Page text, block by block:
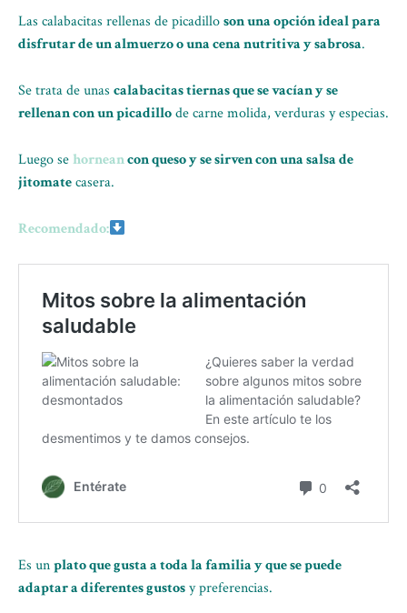
Las calabacitas rellenas de picadilloson una opción ideal para
disfrutar de un almuerzo o una cena nutritiva y sabrosa.
Se trata de unas calabacitas tiernas que se vacían y se
rellenan con un picadillode carne molida, verduras y especias.
Luego sehorneancon queso y se sirven con una salsa de
jitomatecasera.
Recomendado:
Es unplato que gusta a toda la familia y que se puede
adaptar a diferentes gustosy preferencias.